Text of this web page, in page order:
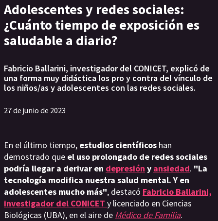
Adolescentes y redes sociales:
¿Cuánto tiempo de exposición es
saludable a diario?
Fabricio Ballarini, investigador del CONICET, explicó de
una forma muy didáctica los pro y contra del vínculo de
los niños/as y adolescentes con las redes sociales.
27 de junio de 2023
En el último tiempo, estudios científicos han
demostrado que el uso prolongado de redes sociales
podría llegar a derivar en depresión y ansiedad. "La
tecnología modifica nuestra salud mental. Y en
adolescentes mucho más", destacó Fabricio Ballarini,
investigador del CONICET y licenciado en Ciencias
Biológicas (UBA), en el aire de Médico de Familia.